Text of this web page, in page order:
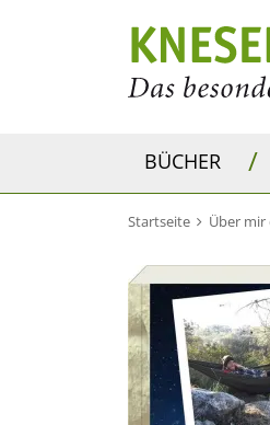
BÜCHER /
Startseite Über